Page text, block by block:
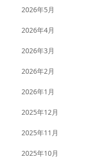
2026年5月
2026年4月
2026年3月
2026年2月
2026年1月
2025年12月
2025年11月
2025年10月